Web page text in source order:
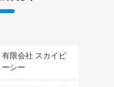
有限会社 スカイピ
ーシー